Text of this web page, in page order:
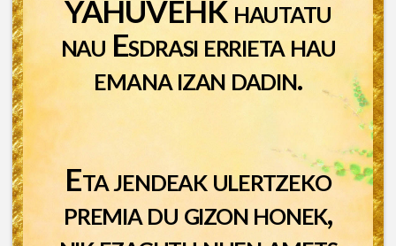
YAHUVEHK hautatu
nau Esdrasi errieta hau
emana izan dadin.
Eta jendeak ulertzeko
premia du gizon honek,